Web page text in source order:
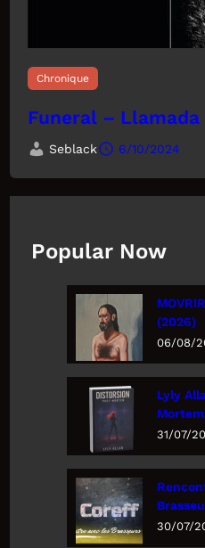
Chronique
Funeral – Llamada
Seblack 6/10/2024
Popular Now
(2026)
06/08/
Lyly
31/07/
30/07/